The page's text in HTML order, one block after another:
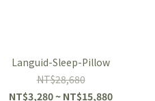
Languid-Sleep-Pillow
NT$28,680
NT$3,280 ~ NT$15,880